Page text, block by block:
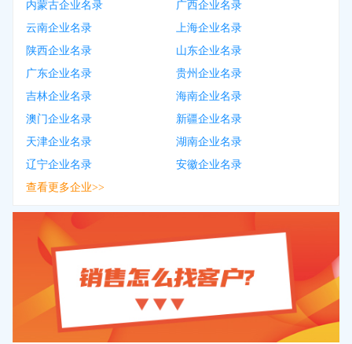
内蒙古企业名录
广西企业名录
云南企业名录
上海企业名录
陕西企业名录
山东企业名录
广东企业名录
贵州企业名录
吉林企业名录
海南企业名录
澳门企业名录
新疆企业名录
天津企业名录
湖南企业名录
辽宁企业名录
安徽企业名录
查看更多企业>>